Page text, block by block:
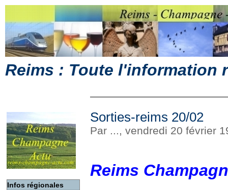
Reims : Toute l'information
Infos régionales
Sorties-reims 20/02
Par ..., vendredi 20 février
Reims